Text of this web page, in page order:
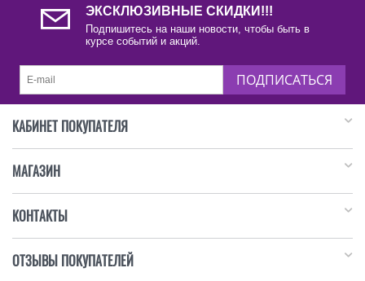
Шпатель для разглаживания обоев
КУПИТЬ
КАБИНЕТ ПОКУПАТЕЛЯ